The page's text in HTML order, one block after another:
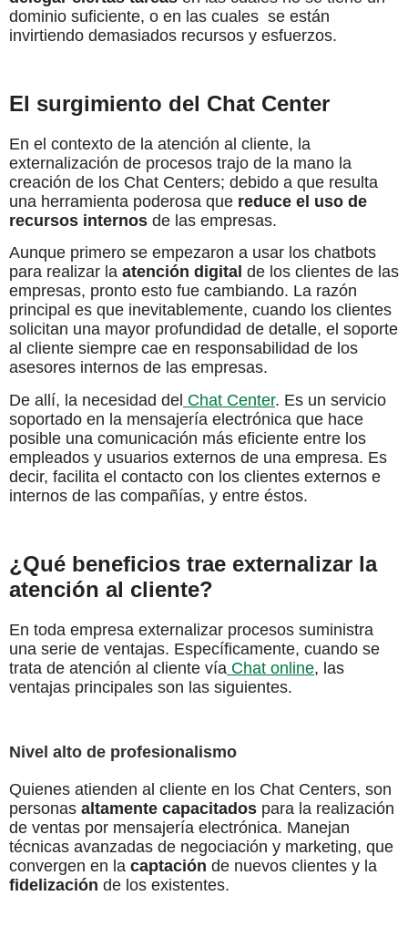
dominio suficiente, o en las cuales se están
invirtiendo demasiados recursos y esfuerzos.
El surgimiento del Chat Center
En el contexto de la atención al cliente, la
externalización de procesos trajo de la mano la
creación de los Chat Centers; debido a que resulta
una herramienta poderosa que reduce el uso de
recursos internos de las empresas.
Aunque primero se empezaron a usar los chatbots
para realizar la atención digital de los clientes de las
empresas, pronto esto fue cambiando. La razón
principal es que inevitablemente, cuando los clientes
solicitan una mayor profundidad de detalle, el soporte
al cliente siempre cae en responsabilidad de los
asesores internos de las empresas.
De allí, la necesidad del Chat Center. Es un servicio
soportado en la mensajería electrónica que hace
posible una comunicación más eficiente entre los
empleados y usuarios externos de una empresa. Es
decir, facilita el contacto con los clientes externos e
internos de las compañías, y entre éstos.
¿Qué beneficios trae externalizar la
atención al cliente?
En toda empresa externalizar procesos suministra
una serie de ventajas. Específicamente, cuando se
trata de atención al cliente vía Chat online, las
ventajas principales son las siguientes.
Nivel alto de profesionalismo
Quienes atienden al cliente en los Chat Centers, son
personas altamente capacitados para la realización
de ventas por mensajería electrónica. Manejan
técnicas avanzadas de negociación y marketing, que
convergen en la captación de nuevos clientes y la
fidelización de los existentes.